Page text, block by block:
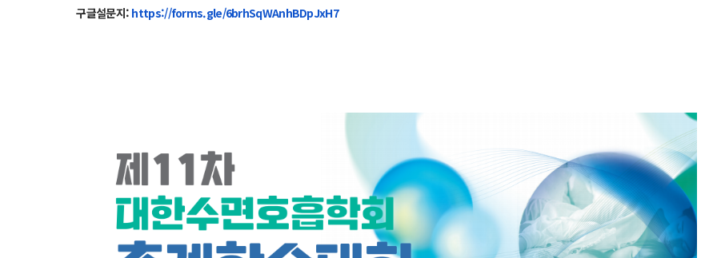
구글설문지: https://forms.gle/6brhSqWAnhBDpJxH7